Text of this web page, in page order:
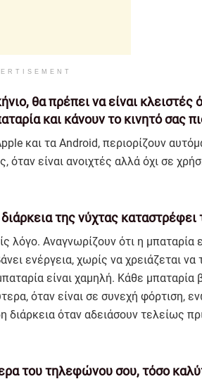
θα πρέπει να είναι κλειστές
και κάνουν το κινητό σας
και τα Android, περιορίζουν
είναι ανοιχτές αλλά όχι σε
της νύχτας καταστρέφει
λόγο. Αναγνωρίζουν ότι η μπαταρία
ενέργεια, χωρίς να χρειάζεται να
είναι χαμηλή. Κάθε μπαταρία
όταν είναι σε συνεχή φόρτιση,
όταν αδειάσουν τελείως
του τηλεφώνου σου, τόσο